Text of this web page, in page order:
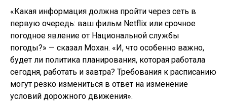
«Какая информация должна пройти через сеть в
первую очередь: ваш фильм Netflix или срочное
погодное явление от Национальной службы
погоды?» — сказал Мохан. «И, что особенно важно,
будет ли политика планирования, которая работала
сегодня, работать и завтра? Требования к расписанию
могут резко измениться в ответ на изменение
условий дорожного движения».